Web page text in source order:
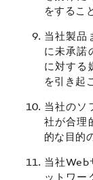
をするこ
当社製品
に未承諾
に対する
を引き起
当社のソ
社が合理
的な目的
当社Web